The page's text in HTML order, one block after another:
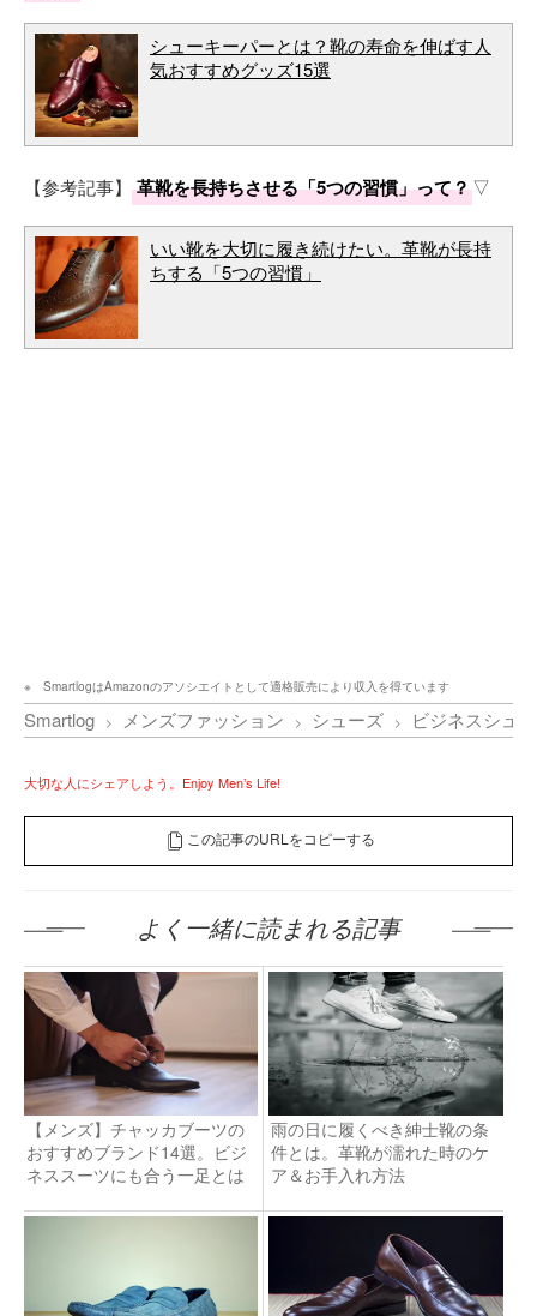
シューキーパーとは？靴の寿命を伸ばす人
気おすすめグッズ15選
【参考記事】 革靴を長持ちさせる「5つの習慣」って？▽
いい靴を大切に履き続けたい。革靴が長持
ちする「5つの習慣」
SmartlogはAmazonのアソシエイトとして適格販売により収入を得ています
Smartlog メンズファッション シューズ ビジネスシュ
大切な人にシェアしよう。Enjoy Men’s Life!
この記事のURLをコピーする
よく一緒に読まれる記事
【メンズ】チャッカブーツの
おすすめブランド14選。ビジ
ネススーツにも合う一足とは
雨の日に履くべき紳士靴の条
件とは。革靴が濡れた時のケ
ア＆お手入れ方法